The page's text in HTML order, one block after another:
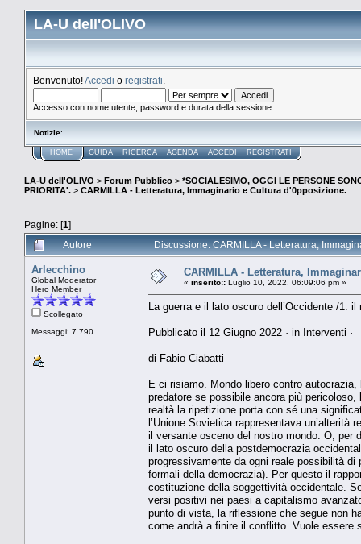
LA-U dell'OLIVO
Benvenuto!Accedi o registrati
Accesso con nome utente, password e durata della sessione
Notizie:
HOME GUIDA RICERCA AGENDA ACCEDI REGISTRATI
LA-U dell'OLIVO > Forum Pubblico > *SOCIALESIMO, OGGI LE PERSONE
PRIORITA'. > CARMILLA - Letteratura, Immaginario e Cultura d'0pposizione.
Pagine: [1]
Autore
Discussione: CARMILLA - Letteratura,
Arlecchino
Global Moderator
Hero Member
Scollegato
Messaggi: 7.790
CARMILLA - Letteratura,
« inserito:: Luglio 10, 2022, 06:09:06 pm »
La guerra e il lato oscuro dell’Occidente /1: il
Pubblicato il 12 Giugno 2022 · in Interventi ·
di Fabio Ciabatti
E ci risiamo. Mondo libero contro
predatore se possibile ancora più
realtà la ripetizione porta con sé una
l’Unione Sovietica rappresentava
il versante osceno del nostro mondo. O, per
il lato oscuro della postdemocrazia
progressivamente da ogni reale possibilità
formali della democrazia). Per questo il
costituzione della soggettività occidentale.
versi positivi nei paesi a capitalismo
punto di vista, la riflessione che segue non
come andrà a finire il conflitto. Vuole essere